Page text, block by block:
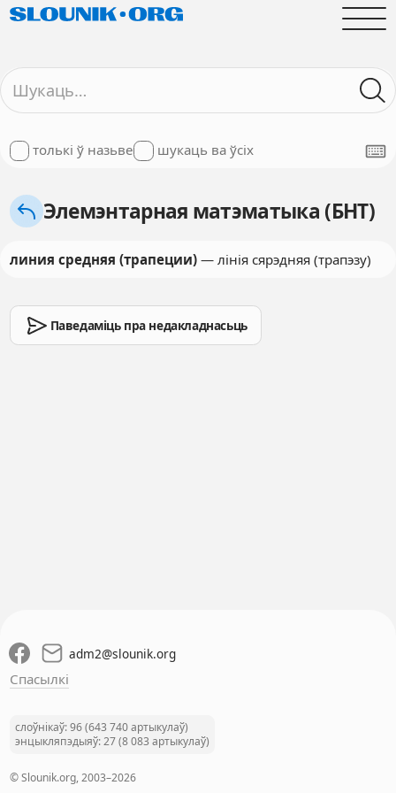
толькі ў назьве шукаць ва ўсіх
Элемэнтарная матэматыка (БНТ)
линия средняя (трапеции)— лінія сярэдняя (трапэзу)
Паведаміць пра недакладнасьць
adm2@slounik.org
Спасылкі
слоўнікаў: 96 (643 740 артыкулаў)
энцыкляпэдыяў: 27 (8 083 артыкулаў)
© Slounik.org, 2003–2026